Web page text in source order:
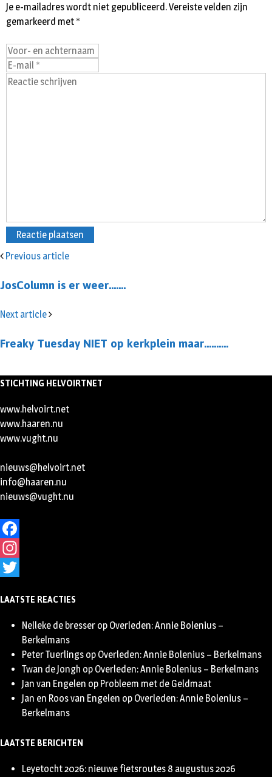
Previous article
JosColumn is er weer…….
Next article
Freaky Tuesday NIET op kerkplein maar……….
Je e-mailadres wordt niet gepubliceerd.Vereiste velden zijn
gemarkeerd met *
STICHTING HELVOIRTNET
www.helvoirt.net
www.haaren.nu
www.vught.nu
nieuws@helvoirt.net
info@haaren.nu
nieuws@vught.nu
Facebook
Instagram
LAATSTE REACTIES
Nelleke de bresser op Overleden: Annie Bolenius –
Berkelmans
Peter Tuerlings op Overleden: Annie Bolenius – Berkelmans
Twan de Jongh op Overleden: Annie Bolenius – Berkelmans
Jan van Engelen op Probleem met de Geldmaat
Jan en Roos van Engelen op Overleden: Annie Bolenius –
Berkelmans
LAATSTE BERICHTEN
Leyetocht 2026: nieuwe fietsroutes 8 augustus 2026